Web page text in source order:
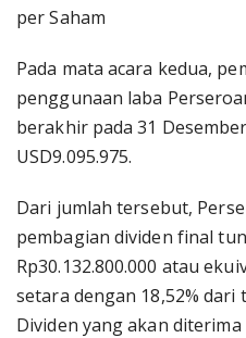
per Saham
Pada mata acara kedua,
penggunaan laba
berakhir pada 31
USD9.095.975.
Dari jumlah tersebut,
pembagian dividen final
Rp30.132.800.000 atau
setara dengan 18,52%
Dividen yang akan